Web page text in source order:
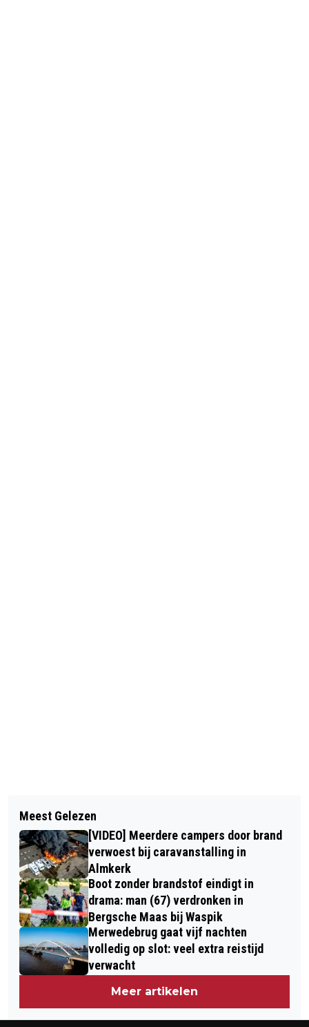
MARIJAN GRIEBEL EN ELLA KREMER
WINNEN JUBILEUMEDITIE ELE RALLY
GROTE VERRASSING VOOR
JACQUELINE GOVAERT IN JAAR VAN
JUBILEUMHIT I WOULD STAY
Meest Gelezen
[VIDEO] Meerdere campers door brand
verwoest bij caravanstalling in
Almkerk
Boot zonder brandstof eindigt in
drama: man (67) verdronken in
Bergsche Maas bij Waspik
Merwedebrug gaat vijf nachten
volledig op slot: veel extra reistijd
verwacht
Meer artikelen